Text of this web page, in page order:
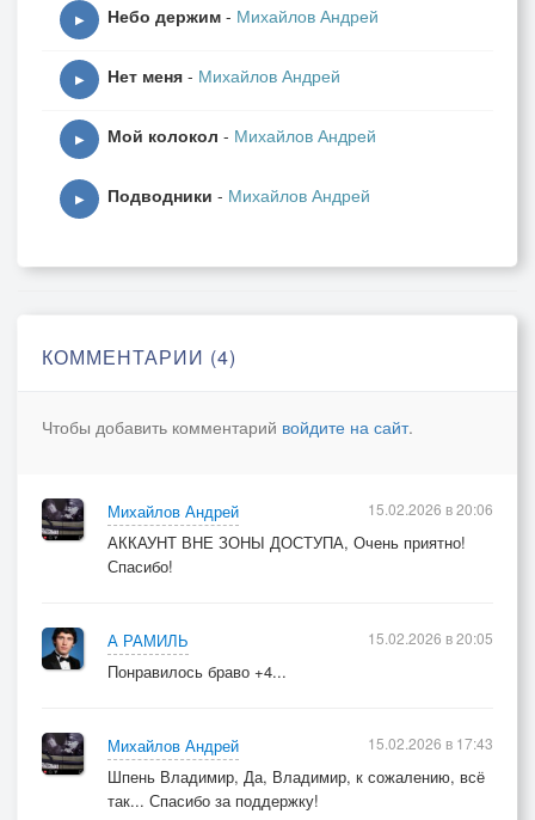
В час, когда страна родная
Секретарша молодая
Он рюмку сладкую нальёт,
На дверь входную бросит взгляд
И прильнёт к магнитофону,
И он поймёт вдруг, что Не любит
Всё тоже самое, что автор!..
Поймёт, что был не Друг, не враг, а так…
И не заметит он как быстро
Подмышки мокрые от пота,
Толи от спирта, толь от песен,
▶ Небо держим - Михайлов Андрей
▶ Нет меня - Михайлов Андрей
▶ Мой колокол - Михайлов Андрей
▶ Подводники - Михайлов Андрей
КОММЕНТАРИИ (4)
Чтобы добавить комментарий войдите на сайт.
Михайлов Андрей
АККАУНТ ВНЕ ЗОНЫ ДОСТУПА, Очень приятно!
Спасибо!
15.02.2026 в 20:06
А РАМИЛЬ
Понравилось браво +4...
15.02.2026 в 20:05
Михайлов Андрей
Шпень Владимир, Да, Владимир, к сожалению, всё
так... Спасибо за поддержку!
15.02.2026 в 17:43